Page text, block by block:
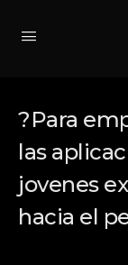
?Para
las
jovenes
hacia el